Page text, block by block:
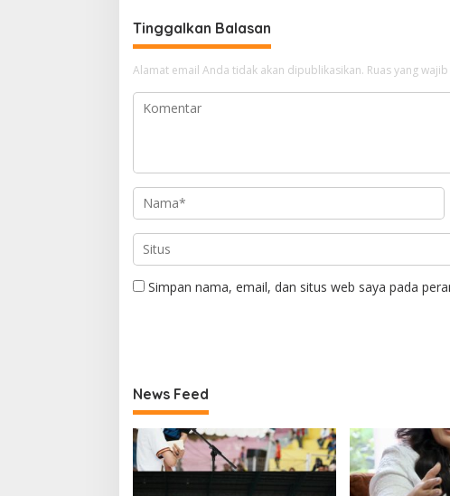
Tinggalkan Balasan
Alamat email Anda tidak akan dipublikasikan. Ruas yang
Simpan nama, email, dan situs web saya pada
News Feed